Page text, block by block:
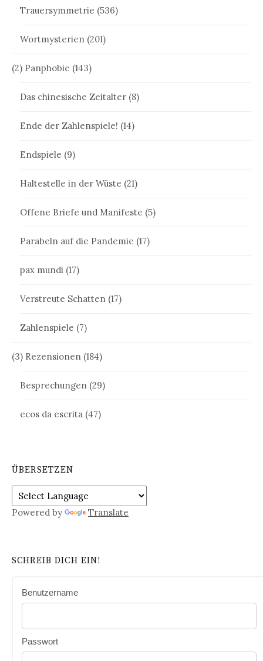
Trauersymmetrie (536)
Wortmysterien (201)
(2) Panphobie (143)
Das chinesische Zeitalter (8)
Ende der Zahlenspiele! (14)
Endspiele (9)
Haltestelle in der Wüste (21)
Offene Briefe und Manifeste (5)
Parabeln auf die Pandemie (17)
pax mundi (17)
Verstreute Schatten (17)
Zahlenspiele (7)
(3) Rezensionen (184)
Besprechungen (29)
ecos da escrita (47)
ÜBERSETZEN
Powered by Translate
SCHREIB DICH EIN!
Benutzername
Passwort